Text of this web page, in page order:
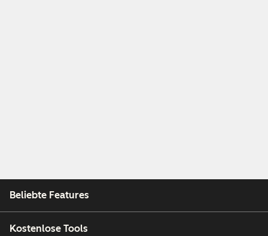
Beliebte Features
Kostenlose Tools